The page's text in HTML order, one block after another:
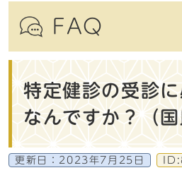
FAQ
特定健診の受診
なんですか？（
更新日： 2023年7月25日